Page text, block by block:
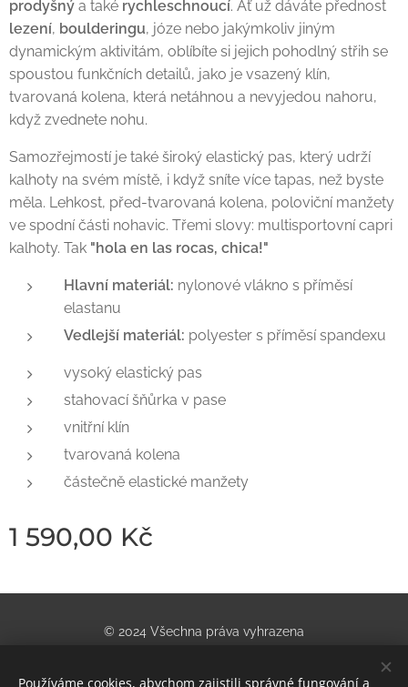
prodyšný a také rychleschnoucí. Ať už dáváte přednost
lezení, boulderingu, józe nebo jakýmkoliv jiným
dynamickým aktivitám, oblíbíte si jejich pohodlný střih se
spoustou funkčních detailů, jako je vsazený klín,
tvarovaná kolena, která netáhnou a nevyjedou nahoru,
když zvednete nohu.
Samozřejmostí je také široký elastický pas, který udrží
kalhoty na svém místě, i když sníte více tapas, než byste
měla. Lehkost, před-tvarovaná kolena, poloviční manžety
ve spodní části nohavic. Třemi slovy: multisportovní capri
kalhoty. Tak "hola en las rocas, chica!"
Hlavní materiál: nylonové vlákno s příměsí
elastanu
Vedlejší materiál: polyester s příměsí spandexu
vysoký elastický pas
stahovací šňůrka v pase
vnitřní klín
tvarovaná kolena
částečně elastické manžety
1 590,00 Kč
© 2024 Všechna práva vyhrazena
Obchod se sportovním vybavením | U nádraží 955/5, Teplice
Používáme cookies, abychom zajistili správné fungování a